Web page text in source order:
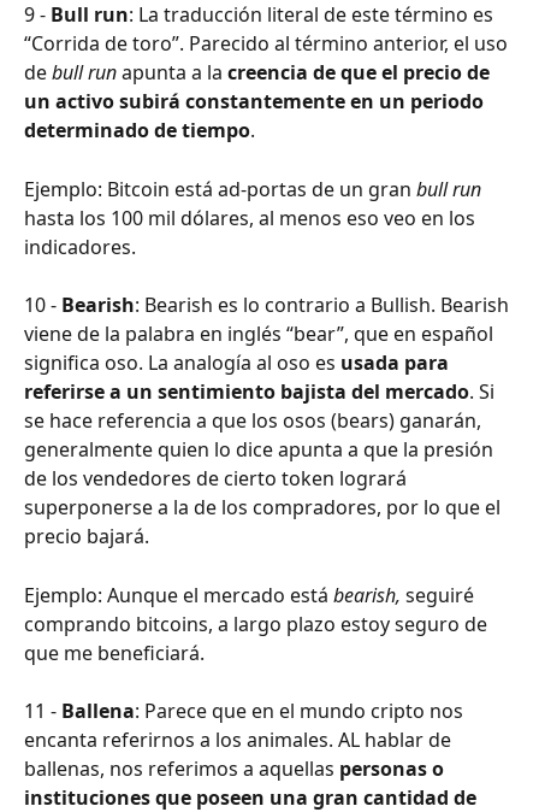
9 - Bull run: La traducción literal de este término es
“Corrida de toro”. Parecido al término anterior, el uso
de bull run apunta a la creencia de que el precio de
un activo subirá constantemente en un periodo
determinado de tiempo.
Ejemplo: Bitcoin está ad-portas de un gran bull run
hasta los 100 mil dólares, al menos eso veo en los
indicadores.
10 - Bearish: Bearish es lo contrario a Bullish. Bearish
viene de la palabra en inglés “bear”, que en español
significa oso. La analogía al oso es usada para
referirse a un sentimiento bajista del mercado. Si
se hace referencia a que los osos (bears) ganarán,
generalmente quien lo dice apunta a que la presión
de los vendedores de cierto token logrará
superponerse a la de los compradores, por lo que el
precio bajará.
Ejemplo: Aunque el mercado está bearish, seguiré
comprando bitcoins, a largo plazo estoy seguro de
que me beneficiará.
11 - Ballena: Parece que en el mundo cripto nos
encanta referirnos a los animales. AL hablar de
ballenas, nos referimos a aquellas personas o
instituciones que poseen una gran cantidad de